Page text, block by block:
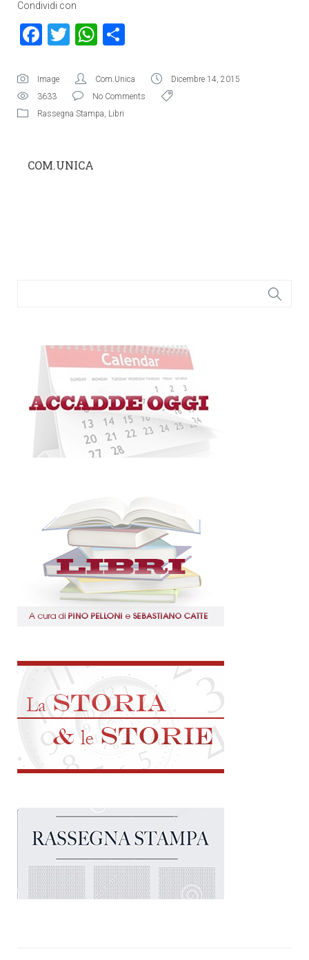
Condividi con
Facebook
TwitterWhatsApp
Image Com.Unica
Dicembre 14, 2015
3633
No Comments
Rassegna Stampa, Libri
COM.UNICA